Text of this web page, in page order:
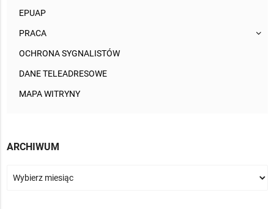
EPUAP
PRACA
OCHRONA SYGNALISTÓW
DANE TELEADRESOWE
MAPA WITRYNY
ARCHIWUM